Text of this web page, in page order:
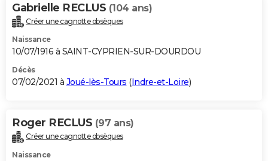
Gabrielle RECLUS (104 ans)
Créer une cagnotte obsèques
Naissance
10/07/1916 à SAINT-CYPRIEN-SUR-DOURDOU
Décès
07/02/2021 à Joué-lès-Tours (Indre-et-Loire)
Roger RECLUS (97 ans)
Créer une cagnotte obsèques
Naissance